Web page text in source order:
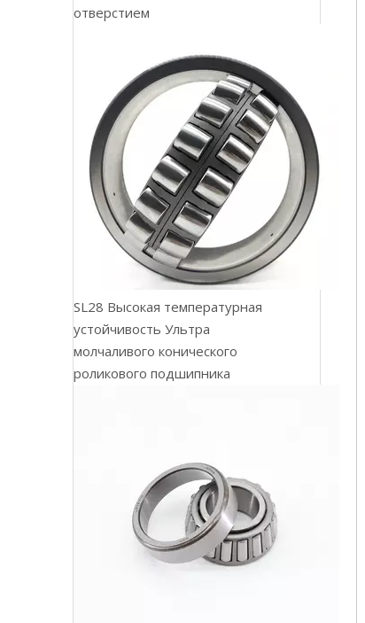
отверстием
SL28 Высокая температурная
устойчивость Ультра
молчаливого конического
роликового подшипника